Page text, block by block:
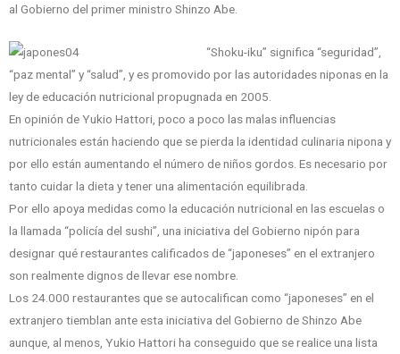
al Gobierno del primer ministro Shinzo Abe.
“Shoku-iku” significa “seguridad”,
“paz mental” y “salud”, y es promovido por las autoridades niponas en la
ley de educación nutricional propugnada en 2005.
En opinión de Yukio Hattori, poco a poco las malas influencias
nutricionales están haciendo que se pierda la identidad culinaria nipona y
por ello están aumentando el número de niños gordos. Es necesario por
tanto cuidar la dieta y tener una alimentación equilibrada.
Por ello apoya medidas como la educación nutricional en las escuelas o
la llamada “policía del sushi”, una iniciativa del Gobierno nipón para
designar qué restaurantes calificados de “japoneses” en el extranjero
son realmente dignos de llevar ese nombre.
Los 24.000 restaurantes que se autocalifican como “japoneses” en el
extranjero tiemblan ante esta iniciativa del Gobierno de Shinzo Abe
aunque, al menos, Yukio Hattori ha conseguido que se realice una lista